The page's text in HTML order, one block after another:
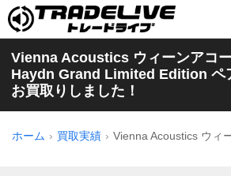
Vienna Acoustics ウィーンアコ
Haydn Grand Limited Edition ペ
お買取りしました！
ホーム 買取実績 Vienna Acoustics ウィ